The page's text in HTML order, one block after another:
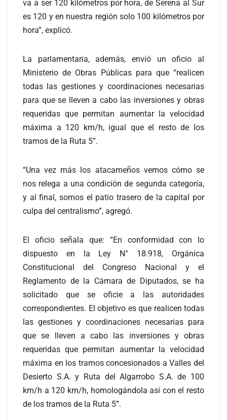
va a ser 120 kilómetros por hora, de Serena al Sur
es 120 y en nuestra región solo 100 kilómetros por
hora”, explicó.
La parlamentaria, además, envió un oficio al
Ministerio de Obras Públicas para que “realicen
todas las gestiones y coordinaciones necesarias
para que se lleven a cabo las inversiones y obras
requeridas que permitan aumentar la velocidad
máxima a 120 km/h, igual que el resto de los
tramos de la Ruta 5”.
“Una vez más los atacameños vemos cómo se
nos relega a una condición de segunda categoría,
y al final, somos el patio trasero de la capital por
culpa del centralismo”, agregó.
El oficio señala que: “En conformidad con lo
dispuesto en la Ley N° 18.918, Orgánica
Constitucional del Congreso Nacional y el
Reglamento de la Cámara de Diputados, se ha
solicitado que se oficie a las autoridades
correspondientes. El objetivo es que realicen todas
las gestiones y coordinaciones necesarias para
que se lleven a cabo las inversiones y obras
requeridas que permitan aumentar la velocidad
máxima en los tramos concesionados a Valles del
Desierto S.A. y Ruta del Algarrobo S.A. de 100
km/h a 120 km/h, homologándola así con el resto
de los tramos de la Ruta 5”.